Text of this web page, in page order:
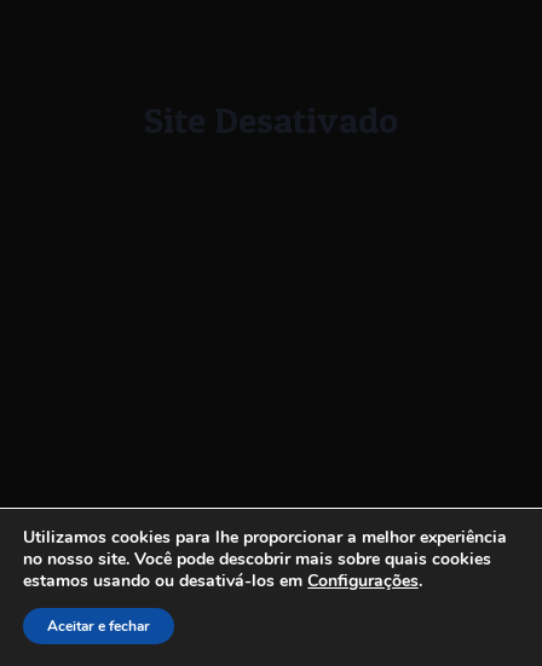
Site Desativado
Utilizamos cookies para lhe proporcionar a melhor experiência
no nosso site. Você pode descobrir mais sobre quais cookies
estamos usando ou desativá-los em Configurações.
Aceitar e fechar